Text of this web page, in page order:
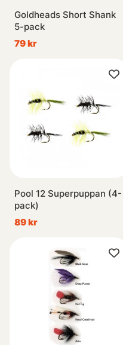
Goldheads Short Shank
5-pack
79 kr
Pool 12 Superpuppan (4-
pack)
89 kr